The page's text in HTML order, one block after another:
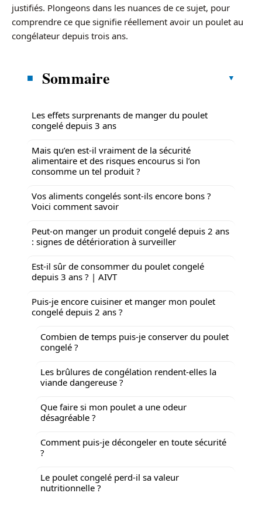
justifiés. Plongeons dans les nuances de ce sujet, pour
comprendre ce que signifie réellement avoir un poulet au
congélateur depuis trois ans.
Sommaire
Les effets surprenants de manger du poulet
congelé depuis 3 ans
Mais qu’en est-il vraiment de la sécurité
alimentaire et des risques encourus si l’on
consomme un tel produit ?
Vos aliments congelés sont-ils encore bons ?
Voici comment savoir
Peut-on manger un produit congelé depuis 2 ans
: signes de détérioration à surveiller
Est-il sûr de consommer du poulet congelé
depuis 3 ans ? | AIVT
Puis-je encore cuisiner et manger mon poulet
congelé depuis 2 ans ?
Combien de temps puis-je conserver du poulet
congelé ?
Les brûlures de congélation rendent-elles la
viande dangereuse ?
Que faire si mon poulet a une odeur
désagréable ?
Comment puis-je décongeler en toute sécurité
?
Le poulet congelé perd-il sa valeur
nutritionnelle ?